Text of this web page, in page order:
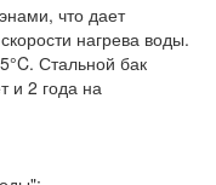
что дает
нагрева воды.
Стальной бак
и 2 года на